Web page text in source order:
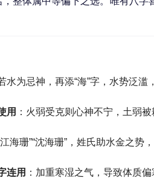
水为忌神，再添“海”字，水势泛
用 ：火弱受克则心神不宁，土弱
江海珊”“沈海珊”，姓氏助水金之势
连用 ：加重寒湿之气，导致体质